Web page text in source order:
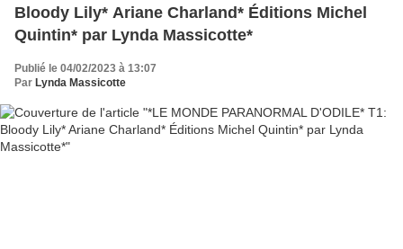
Bloody Lily* Ariane Charland* Éditions Michel
Quintin* par Lynda Massicotte*
Publié le 04/02/2023 à 13:07
Par Lynda Massicotte